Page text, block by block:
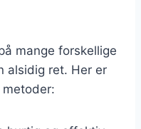
mange forskellige
alsidig ret. Her er